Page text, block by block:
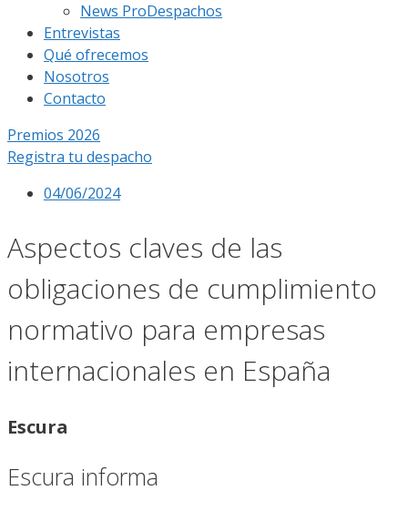
News ProDespachos
Entrevistas
Qué ofrecemos
Nosotros
Contacto
Premios 2026
Registra tu despacho
04/06/2024
Aspectos claves de las
obligaciones de cumplimiento
normativo para empresas
internacionales en España
Escura
Escura informa